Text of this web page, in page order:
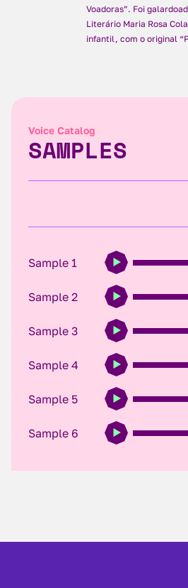
Voadoras”. Foi
Literário Maria Rosa
infantil, com o original
Voice Catalog
SAMPLES
Sample 1
Sample 2
Sample 3
Sample 4
Sample 5
Sample 6